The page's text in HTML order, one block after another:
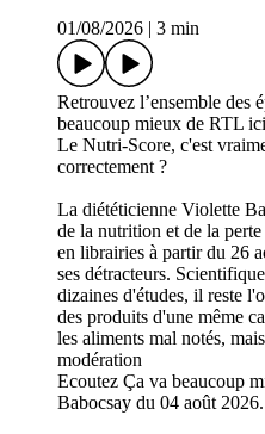
01/08/2026
3 min
Retrouvez l’ensemble des
beaucoup mieux de RTL ici
Le Nutri-Score, c'est
correctement ?
La diététicienne Violette
de la nutrition et de la
en librairies à partir du 26
ses détracteurs.
dizaines d'études, il reste
des produits d'une même
les aliments mal notés,
modération
Ecoutez Ça va beaucoup
Babocsay du 04 août 2026.